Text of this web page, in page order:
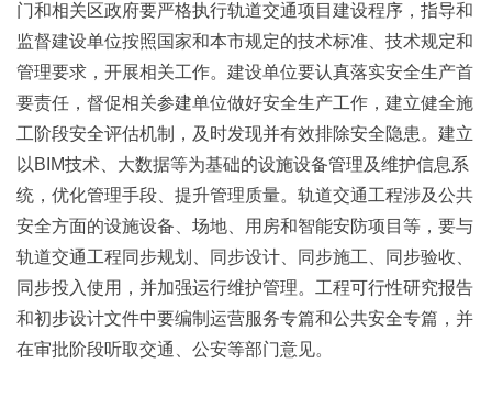
门和相关区政府要严格执行轨道交通项目建设程序，指导和
监督建设单位按照国家和本市规定的技术标准、技术规定和
管理要求，开展相关工作。建设单位要认真落实安全生产首
要责任，督促相关参建单位做好安全生产工作，建立健全施
工阶段安全评估机制，及时发现并有效排除安全隐患。建立
以BIM技术、大数据等为基础的设施设备管理及维护信息系
统，优化管理手段、提升管理质量。轨道交通工程涉及公共
安全方面的设施设备、场地、用房和智能安防项目等，要与
轨道交通工程同步规划、同步设计、同步施工、同步验收、
同步投入使用，并加强运行维护管理。工程可行性研究报告
和初步设计文件中要编制运营服务专篇和公共安全专篇，并
在审批阶段听取交通、公安等部门意见。